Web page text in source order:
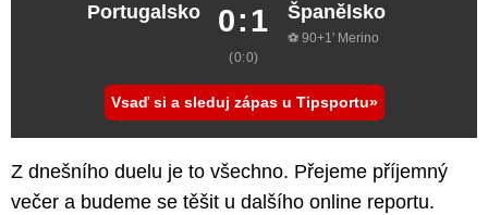
Portugalsko 0:1
(0:0)
Španělsko
⚽ 90+1' Merino
Vsaď si a sleduj zápas u Tipsportu
Z dnešního duelu je to všechno. Přejeme příjemný
večer a budeme se těšit u dalšího online reportu.